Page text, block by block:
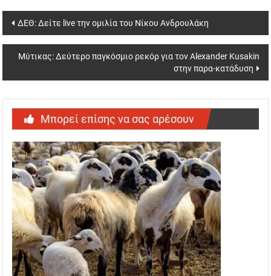
Post
navigation
ΔΕΘ: Δείτε live την ομιλία του Νίκου Ανδρουλάκη
Μύτικας: Δεύτερο παγκόσμιο ρεκόρ για τον Alexander Kusakin
στην παρα-κατάδυση
Μπορεί επίσης να σας αρέσουν